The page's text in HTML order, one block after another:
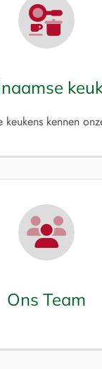
keukens kennen
Ons Team